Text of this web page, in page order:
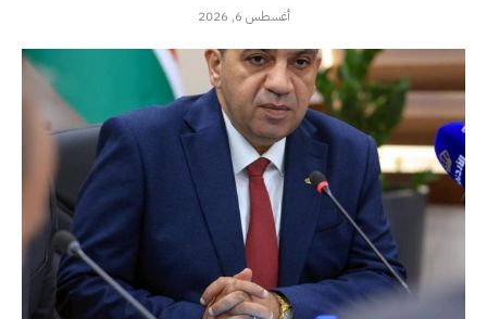
أغسطس 6, 2026